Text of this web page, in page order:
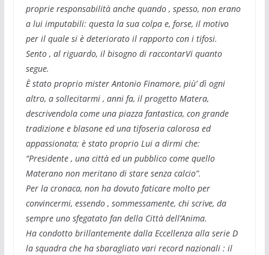
proprie responsabilità anche quando , spesso, non erano
a lui imputabili: questa la sua colpa e, forse, il motivo
per il quale si è deteriorato il rapporto con i tifosi.
Sento , al riguardo, il bisogno di raccontarVi quanto
segue.
È stato proprio mister Antonio Finamore, più’ dì ogni
altro, a sollecitarmi , anni fa, il progetto Matera,
descrivendola come una piazza fantastica, con grande
tradizione e blasone ed una tifoseria calorosa ed
appassionata; è stato proprio Lui a dirmi che:
“Presidente , una città ed un pubblico come quello
Materano non meritano di stare senza calcio”.
Per la cronaca, non ha dovuto faticare molto per
convincermi, essendo , sommessamente, chi scrive, da
sempre uno sfegatato fan della Città dell’Anima.
Ha condotto brillantemente dalla Eccellenza alla serie D
la squadra che ha sbaragliato vari record nazionali : il